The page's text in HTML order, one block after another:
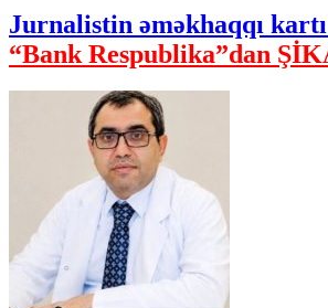
Jurnalistin əməkhaqqı
“Bank Respublika”dan